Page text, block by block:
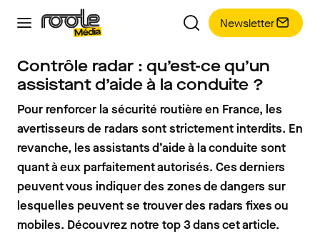
Newsletter
Contrôle radar : qu’est-ce qu’un
assistant d’aide à la conduite ?
Pour renforcer la sécurité routière en France, les
avertisseurs de radars sont strictement interdits. En
revanche, les assistants d’aide à la conduite sont
quant à eux parfaitement autorisés. Ces derniers
peuvent vous indiquer des zones de dangers sur
lesquelles peuvent se trouver des radars fixes ou
mobiles. Découvrez notre top 3 dans cet article.